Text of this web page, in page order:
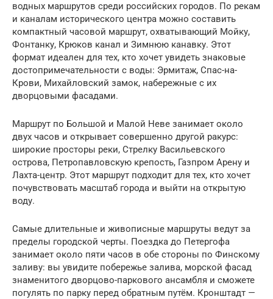
водных маршрутов среди российских городов. По рекам
и каналам исторического центра можно составить
компактный часовой маршрут, охватывающий Мойку,
Фонтанку, Крюков канал и Зимнюю канавку. Этот
формат идеален для тех, кто хочет увидеть знаковые
достопримечательности с воды: Эрмитаж, Спас-на-
Крови, Михайловский замок, набережные с их
дворцовыми фасадами.
Маршрут по Большой и Малой Неве занимает около
двух часов и открывает совершенно другой ракурс:
широкие просторы реки, Стрелку Васильевского
острова, Петропавловскую крепость, Газпром Арену и
Лахта-центр. Этот маршрут подходит для тех, кто хочет
почувствовать масштаб города и выйти на открытую
воду.
Самые длительные и живописные маршруты ведут за
пределы городской черты. Поездка до Петергофа
занимает около пяти часов в обе стороны по Финскому
заливу: вы увидите побережье залива, морской фасад
знаменитого дворцово-паркового ансамбля и сможете
погулять по парку перед обратным путём. Кронштадт —